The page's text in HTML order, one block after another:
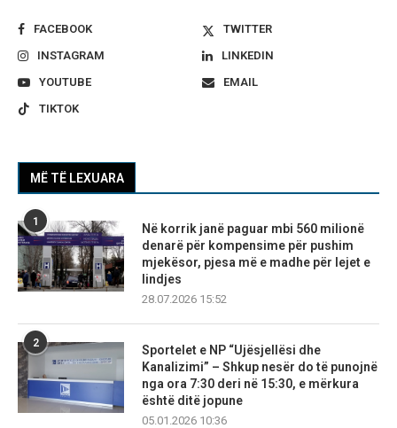
FACEBOOK
TWITTER
INSTAGRAM
LINKEDIN
YOUTUBE
EMAIL
TIKTOK
MË TË LEXUARA
1
Në korrik janë paguar mbi 560 milionë
denarë për kompensime për pushim
mjekësor, pjesa më e madhe për lejet e
lindjes
28.07.2026 15:52
2
Sportelet e NP “Ujësjellësi dhe
Kanalizimi” – Shkup nesër do të punojnë
nga ora 7:30 deri në 15:30, e mërkura
është ditë jopune
05.01.2026 10:36